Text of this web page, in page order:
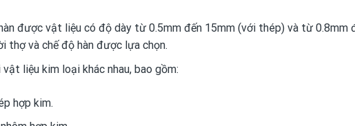
được vật liệu có độ dày từ 0.5mm đến 15mm (với thép) và từ 0.8mm
thợ và chế độ hàn được lựa chọn.
liệu kim loại khác nhau, bao gồm:
hợp kim.